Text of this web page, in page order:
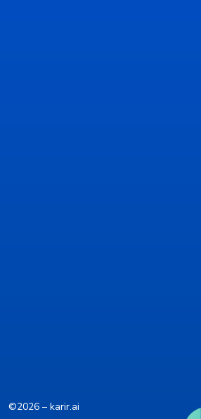
©2026 – karir.ai